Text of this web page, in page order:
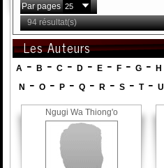
Par pages
94 résultat(s)
Les Auteurs
A - B - C- D- E- F- G- H
N -O -P -Q -R -S -T-U
Ngugi Wa Thiong'o